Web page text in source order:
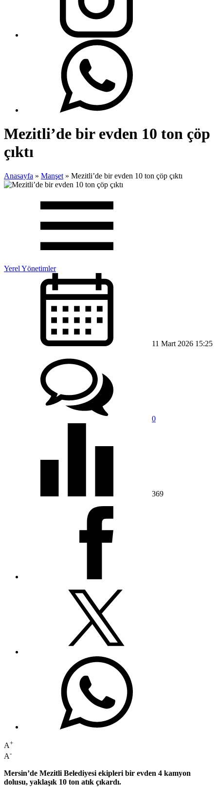
Mezitli’de bir evden 10 ton çöp
çıktı
Anasayfa » Manşet » Mezitli’de bir evden 10 ton çöp çıktı
Yerel Yönetimler
11 Mart 2026 15:25
0
369
A+
A-
Mersin’de Mezitli Belediyesi ekipleri bir evden 4 kamyon
dolusu, yaklaşık 10 ton atık çıkardı.